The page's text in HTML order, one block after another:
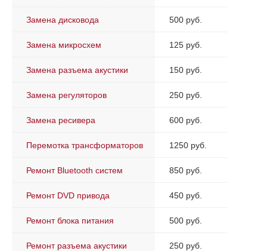
Замена дисковода 500 руб.
Замена микросхем 125 руб.
Замена разъема акустики 150 руб.
Замена регуляторов 250 руб.
Замена ресивера 600 руб.
Перемотка трансформаторов 1250 руб.
Ремонт Bluetooth систем 850 руб.
Ремонт DVD привода 450 руб.
Ремонт блока питания 500 руб.
Ремонт разъема акустики 250 руб.